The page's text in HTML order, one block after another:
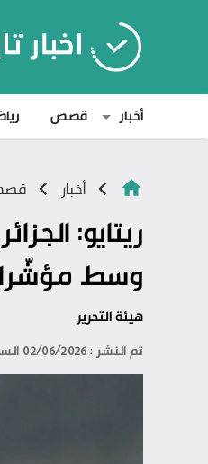
أخبار
قصص
أخبار
ريتايو:
وسط
هيئة التحرير
تم النشر : 02/06/2026 الساعة 6:33 بتوقيت غرينتش